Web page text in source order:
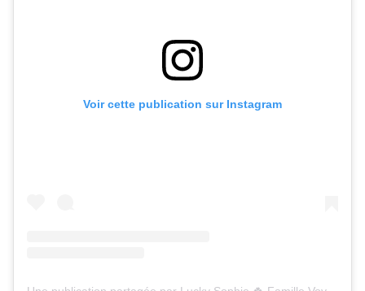
Voir cette publication sur Instagram